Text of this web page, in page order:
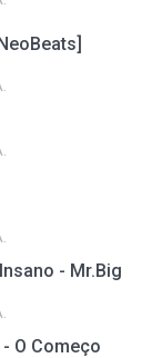
- Mr.Big
O Começo